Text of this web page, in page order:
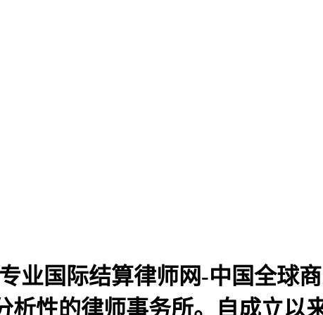
国际结算律师网-中国全球商
析性的律师事务所。自成立以